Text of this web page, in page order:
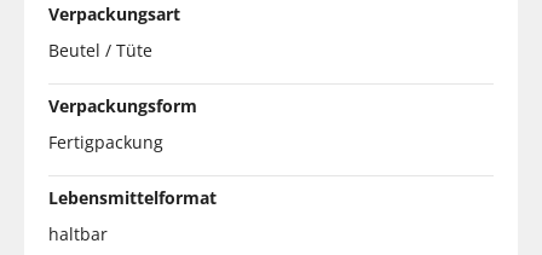
Verpackungsart
Beutel / Tüte
Verpackungsform
Fertigpackung
Lebensmittelformat
haltbar